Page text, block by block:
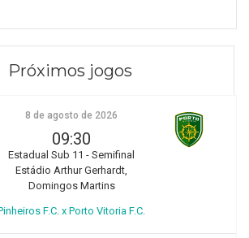
Próximos jogos
8 de agosto de 2026
09:30
Estadual Sub 11 - Semifinal
Estádio Arthur Gerhardt,
Domingos Martins
F.C. x Porto Vitoria F.C.